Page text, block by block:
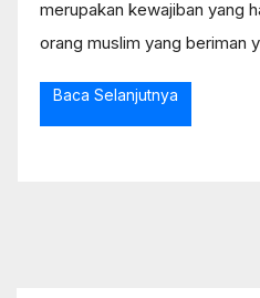
merupakan kewajiban yang
orang muslim yang beriman
Baca Selanjutnya